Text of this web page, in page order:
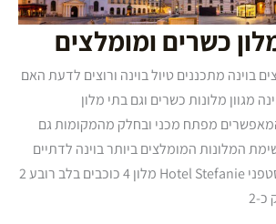
כשרים ומומלצים
בוינה מתכננים טיול בוינה ורוצים לדעת האם
מגוון מלונות כשרים וגם בתי מלון
מפתח מכני ובחלק מהמקומות גם
המלונות המומלצים ביותר בוינה לדתיים
ושומרי כשרות. מלון סטפני Hotel Stefanie מלון 4 כוכבים בלב רובע 2
2